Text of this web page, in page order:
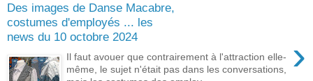
Des images de Danse Macabre,
costumes d'employés ... les
news du 10 octobre 2024
›
Il faut avouer que contrairement à l'attraction elle-
même, le sujet n'était pas dans les conversations,